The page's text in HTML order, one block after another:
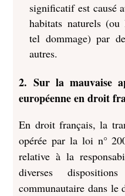
significatif est causé
habitats naturels (ou
tel dommage) par
autres.
2. Sur la mauvaise
européenne en droit
En droit français, la
opérée par la loi n°
relative à la
diverses
communautaire dans le